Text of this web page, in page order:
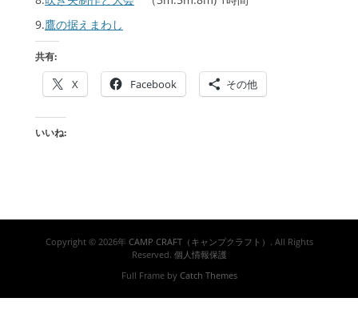
9.鷹の据えまわし
共有:
X Facebook その他
いいね:
Copyright © 2026年 CAMP CRAFT（キャンプクラフト） . All Rights
Reserved. 個人情報保護
Full Frame by Catch Themes